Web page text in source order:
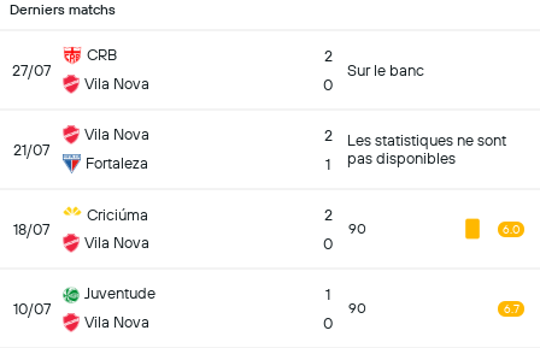
Derniers matchs
27/07
CRB
Vila Nova
2
0
Sur le banc
21/07
Vila Nova
Fortaleza
2
1
Les statistiques ne sont
pas disponibles
18/07
Criciúma
Vila Nova
2
0
90 6.0
10/07
Juventude
Vila Nova
1
0
90 6.7